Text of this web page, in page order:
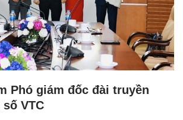
Phó giám đốc đài truyền
VTC